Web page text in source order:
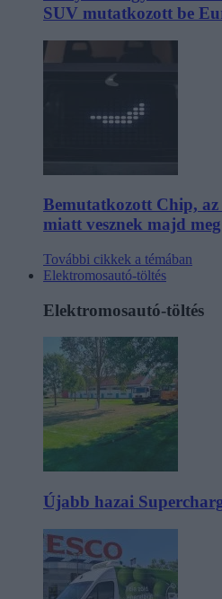
SUV mutatkozott be
Bemutatkozott Chip,
miatt vesznek majd meg
További cikkek a témában
Elektromosautó-töltés
Elektromosautó-töltés
Újabb hazai